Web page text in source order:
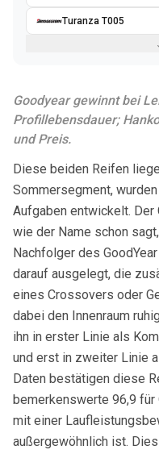
Turanza T005
Goodyear gewinnt bei
Profillebensdauer;
und Preis.
Diese beiden Reifen
Sommersegment,
Aufgaben entwickelt. Der
wie der Name schon
Nachfolger des
darauf ausgelegt, die
eines Crossovers oder
dabei den Innenraum
ihn in erster Linie als
und erst in zweiter Linie
Daten bestätigen diese
bemerkenswerte 96,9 für
mit einer
außergewöhnlich ist.